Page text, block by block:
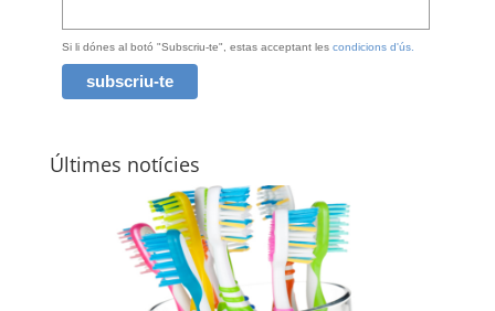
Si li dónes al botó "Subscriu-te", estas acceptant les condicions d'ús.
Últimes notícies